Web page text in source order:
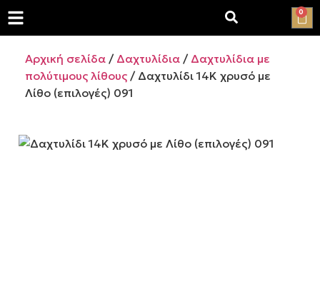
0
Αρχική σελίδα / Δαχτυλίδια / Δαχτυλίδια με
πολύτιμους λίθους / Δαχτυλίδι 14Κ χρυσό με
Λίθο (επιλογές) 091